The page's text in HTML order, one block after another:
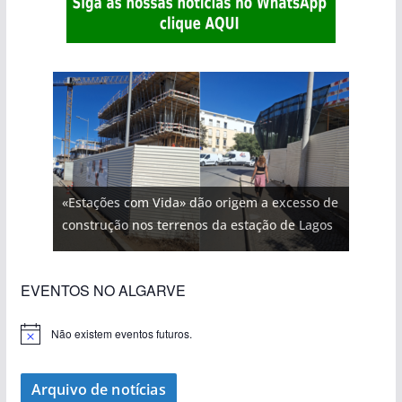
«Estações com Vida» dão origem a excesso de
construção nos terrenos da estação de Lagos
EVENTOS NO ALGARVE
Não existem eventos futuros.
Arquivo de notícias